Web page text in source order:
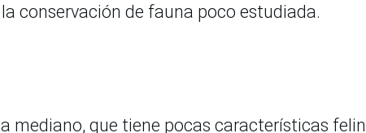
conservación de fauna poco estudiada.
mediano, que tiene pocas características